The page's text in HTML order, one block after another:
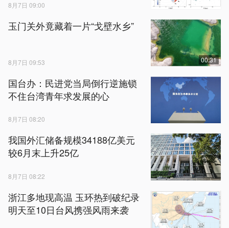
8月7日 09:00
玉门关外竟藏着一片“戈壁水乡”
8月7日 09:53 00:31
国台办：民进党当局倒行逆施锁
不住台湾青年求发展的心
8月7日 08:20
我国外汇储备规模34188亿美元
较6月末上升25亿
8月7日 08:22
浙江多地现高温 玉环热到破纪录
明天至10日台风携强风雨来袭